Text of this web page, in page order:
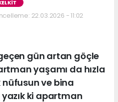
22.03.2026 - 11:02
gün artan göçle
yaşamı da hızla
nüfusun ve bina
yazık ki apartman